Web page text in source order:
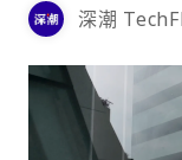
深潮